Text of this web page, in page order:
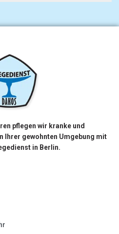
pflegen wir kranke und
Ihrer gewohnten Umgebung mit
in Berlin.